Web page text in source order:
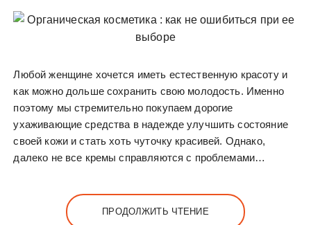
Любой женщине хочется иметь естественную красоту и
как можно дольше сохранить свою молодость. Именно
поэтому мы стремительно покупаем дорогие
ухаживающие средства в надежде улучшить состояние
своей кожи и стать хоть чуточку красивей. Однако,
далеко не все кремы справляются с проблемами…
ПРОДОЛЖИТЬ ЧТЕНИЕ